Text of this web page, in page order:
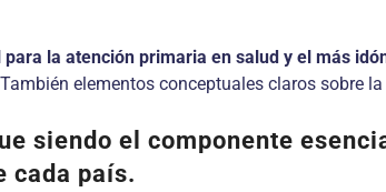
la atención primaria en salud y el más
elementos conceptuales claros sobre
siendo el componente
cada país.